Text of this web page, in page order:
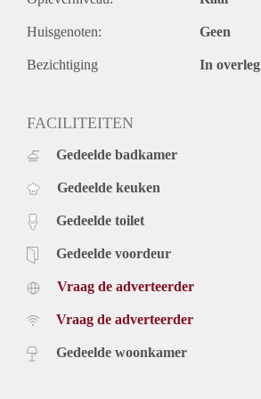
Huisgenoten: Geen
Bezichtiging In overleg
FACILITEITEN
Gedeelde badkamer
Gedeelde keuken
Gedeelde toilet
Gedeelde voordeur
Vraag de adverteerder
Vraag de adverteerder
Gedeelde woonkamer